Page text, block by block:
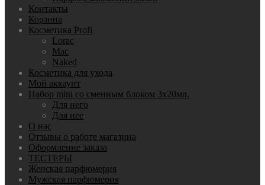
Контакты
Корзина
Косметика Profi
Lorac
Mac
Nаked
Косметика для ухода
Мой аккаунт
Набор mini со сменным блоком 3х20мл.
Для него
Для нее
О нас
Отзывы о работе магазина
Оформление заказа
ТЕСТЕРЫ
Женская парфюмерия
Мужская парфюмерия